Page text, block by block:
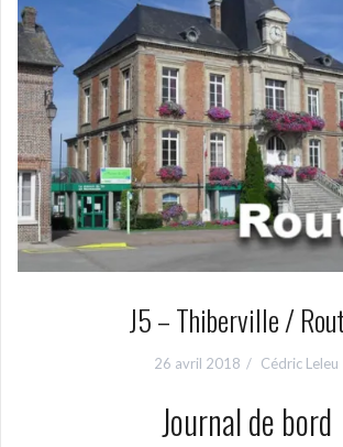
J5 – Thiberville /
26 avril 2018 Cédric Leleu
Journal de bord